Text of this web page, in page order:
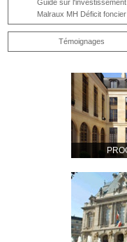
Guide sur l'investissement
Malraux MH Déficit foncier
Témoignages